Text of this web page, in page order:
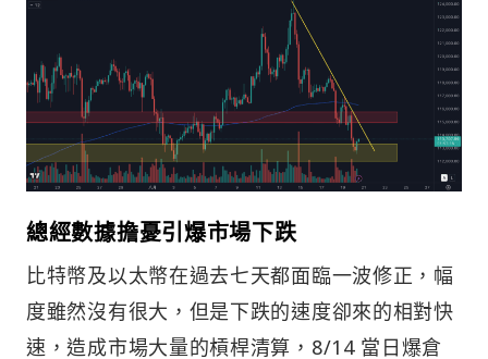
總經數據擔憂引爆市場下跌
比特幣及以太幣在過去七天都面臨一波修正，幅
度雖然沒有很大，但是下跌的速度卻來的相對快
速，造成市場大量的槓桿清算，8/14 當日爆倉